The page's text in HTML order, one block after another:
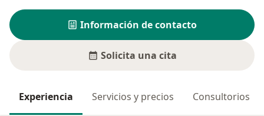
Información de contacto
Solicita una cita
Experiencia Servicios y precios Consultorios